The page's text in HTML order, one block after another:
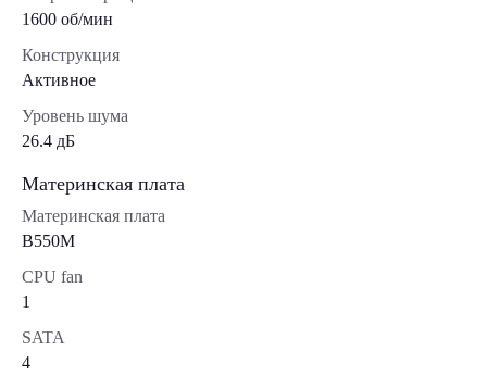
1600 об/мин
Конструкция
Активное
Уровень шума
26.4 дБ
Материнская плата
Материнская плата
B550M
CPU fan
1
SATA
4